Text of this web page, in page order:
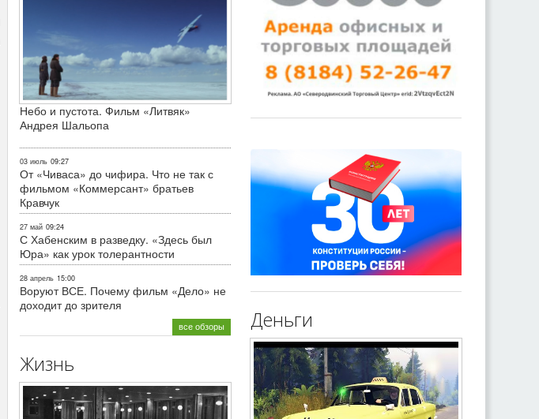
Небо и пустота. Фильм «Литвяк»
Андрея Шальопа
03 июль 09:27
От «Чиваса» до чифира. Что не так с
фильмом «Коммерсант» братьев
Кравчук
27 май 09:24
С Хабенским в разведку. «Здесь был
Юра» как урок толерантности
28 апрель 15:00
Воруют ВСЕ. Почему фильм «Дело» не
доходит до зрителя
все обзоры
Жизнь
Деньги